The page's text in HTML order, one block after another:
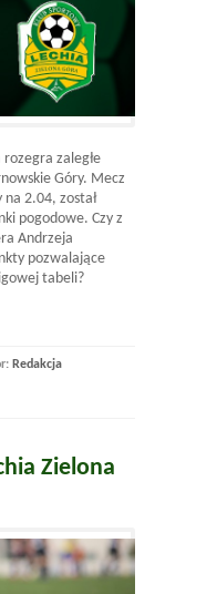
zaległe
Góry. Mecz
2.04, został
pogodowe. Czy z
Andrzeja
pozwalające
tabeli?
Redakcja
Zielona